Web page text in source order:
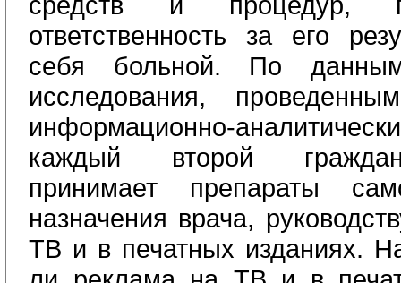
ответственность за его
себя больной. По д
исследования, проведенным
информационно-
каждый второй
принимает препараты
назначения врача,
ТВ и в печатных изданиях.